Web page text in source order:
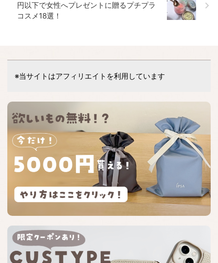
円以下で女性へプレゼントに贈るプチプラ
コスメ18選！
※当サイトはアフィリエイトを利用しています